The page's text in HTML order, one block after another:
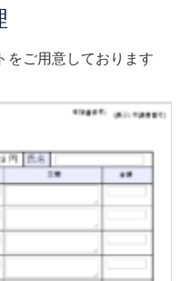
をご用意しております